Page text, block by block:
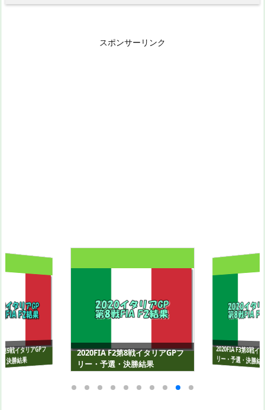
スポンサーリンク
9戦イタリアGPフ
決勝結果
2020FIA F2第8戦イタリアGPフ
リー・予選・決勝結果
2020FIA F3第8戦イ
リー・予選・決勝結